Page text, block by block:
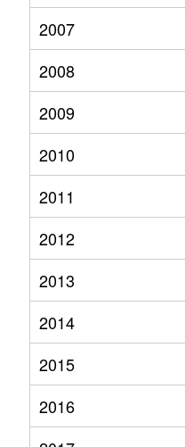
2007
2008
2009
2010
2011
2012
2013
2014
2015
2016